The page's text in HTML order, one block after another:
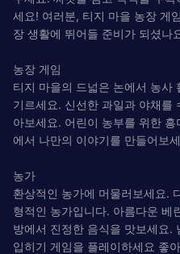
세요! 여러분, 티지 마을 농장 게
장 생활에 뛰어들 준비가 되셨나
농장 게임
티지 마을의 드넓은 논에서 농사
기르세요. 신선한 과일과 야채를
아보세요. 어린이 농부를 위한
에서 나만의 이야기를 만들어보
농가
환상적인 농가에 머물러보세요.
형적인 농가입니다. 아름다운 베
방에서 진정한 음식을 맛보세요.
입히기 게임을 플레이하세요 좋